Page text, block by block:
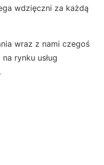
wdzięczni za każdą
wraz z nami czegoś
rynku usług